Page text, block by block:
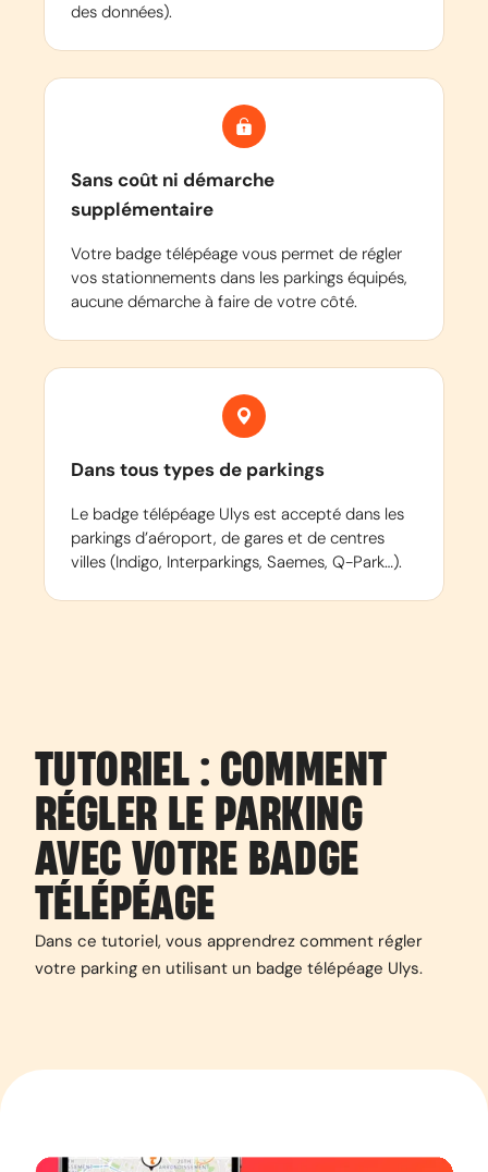
des données).
Sans coût ni démarche
supplémentaire
Votre badge télépéage vous permet de régler
vos stationnements dans les parkings équipés,
aucune démarche à faire de votre côté.
Dans tous types de parkings
Le badge télépéage Ulys est accepté dans les
parkings d’aéroport, de gares et de centres
villes (Indigo, Interparkings, Saemes, Q-Park…).
TUTORIEL : COMMENT
RÉGLER LE PARKING
AVEC VOTRE BADGE
TÉLÉPÉAGE
Dans ce tutoriel, vous apprendrez comment régler
votre parking en utilisant un badge télépéage Ulys.